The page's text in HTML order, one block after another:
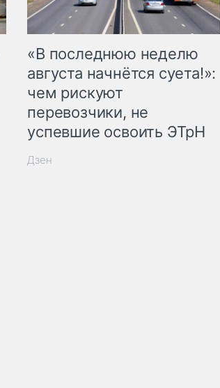
«В последнюю неделю
августа начнётся суета!»:
чем рискуют
перевозчики, не
успевшие освоить ЭТрН
Дзен